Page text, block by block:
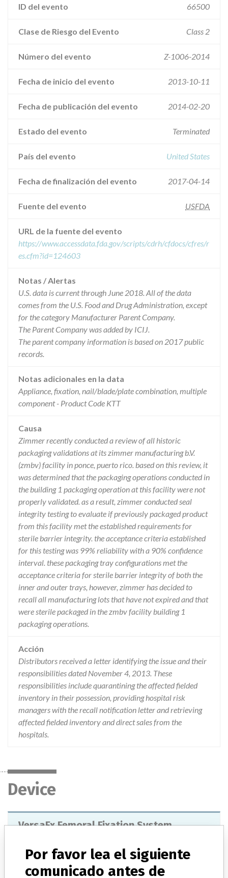
ID del evento 66500
Clase de Riesgo del Evento Class 2
Número del evento Z-1006-2014
Fecha de inicio del evento 2013-10-11
Fecha de publicación del evento 2014-02-20
Estado del evento Terminated
País del evento United States
Fecha de finalización del evento 2017-04-14
Fuente del evento USFDA
URL de la fuente del evento
https://www.accessdata.fda.gov/scripts/cdrh/cfdocs/cfres/r
es.cfm?id=124603
Notas / Alertas
U.S. data is current through June 2018. All of the data
comes from the U.S. Food and Drug Administration, except
for the category Manufacturer Parent Company.
The Parent Company was added by ICIJ.
The parent company information is based on 2017 public
records.
Notas adicionales en la data
Appliance, fixation, nail/blade/plate combination, multiple
component - Product Code KTT
Causa
Zimmer recently conducted a review of all historic
packaging validations at its zimmer manufacturing b.V.
(zmbv) facility in ponce, puerto rico. based on this review, it
was determined that the packaging operations conducted in
the building 1 packaging operation at this facility were not
properly validated. as a result, zimmer conducted seal
integrity testing to evaluate if previously packaged product
from this facility met the established requirements for
sterile barrier integrity. the acceptance criteria established
for this testing was 99% reliability with a 90% confidence
interval. these packaging tray configurations met the
acceptance criteria for sterile barrier integrity of both the
inner and outer trays, however, zimmer has decided to
recall all manufacturing lots that have not expired and that
were sterile packaged in the zmbv facility building 1
packaging operations.
Acción
Distributors received a letter identifying the issue and their
responsibilities dated November 4, 2013. These
responsibilities include quarantining the affected fielded
inventory in their possession, providing hospital risk
managers with the recall notification letter and retrieving
affected fielded inventory and direct sales from the
hospitals.
Device
VersaFx Femoral Fixation System
Modelo / Serial
Por favor lea el siguiente
comunicado antes de